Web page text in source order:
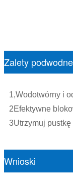
Zalety
1,Wodotwórny i
2Efektywne
3Utrzymuj
Wnioski